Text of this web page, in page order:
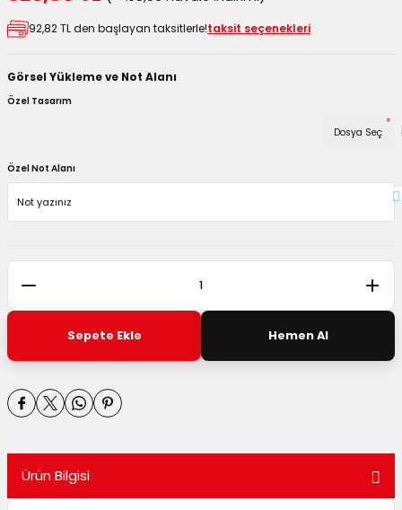
92,82 TL den başlayan taksitlerle!taksit seçenekleri
Görsel Yükleme ve Not Alanı
Özel Tasarım
Dosya Seç
*
Özel Not Alanı
Sepete Ekle Hemen Al
Ürün Bilgisi